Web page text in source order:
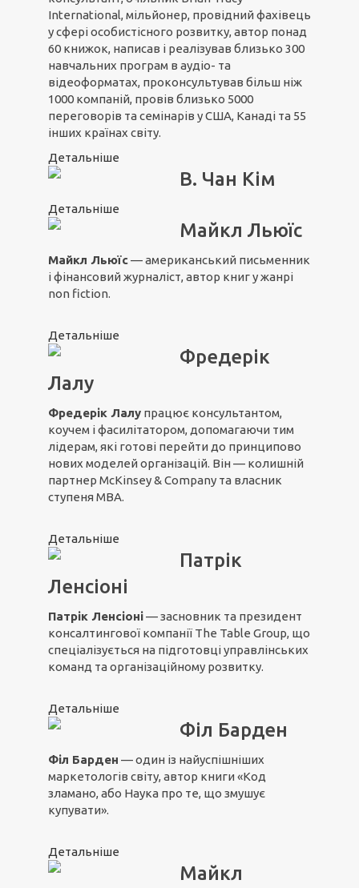
International, мільйонер, провідний фахівець
у сфері особистісного розвитку, автор понад
60 книжок, написав і реалізував близько 300
навчальних програм в аудіо- та
відеоформатах, проконсультував більш ніж
1000 компаній, провів близько 5000
переговорів та семінарів у США, Канаді та 55
інших країнах світу.
Детальніше
В. Чан Кім
Детальніше
Майкл Льюїс
Майкл Льюїс— американський письменник
і фінансовий журналіст, автор книг у жанрі
non fiction.
Детальніше
Фредерік
Лалу
Фредерік Лалу працює консультантом,
коучем і фасилітатором, допомагаючи тим
лідерам, які готові перейти до принципово
нових моделей організацій. Він — колишній
партнер McKinsey & Company та власник
ступеня MBA.
Детальніше
Патрік
Ленсіоні
Патрік Ленсіоні— засновник та президент
консалтингової компанії The Table Group, що
спеціалізується на підготовці управлінських
команд та організаційному розвитку.
Детальніше
Філ Барден
Філ Барден — один із найуспішніших
маркетологів світу, автор книги «Код
зламано, або Наука про те, що змушує
купувати».
Детальніше
Майкл